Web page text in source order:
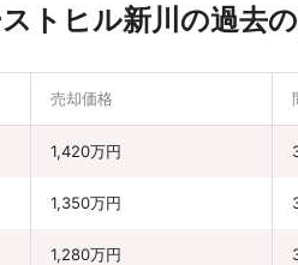
トヒル新川の過去
売却価格
1,420万円
1,350万円
1,280万円